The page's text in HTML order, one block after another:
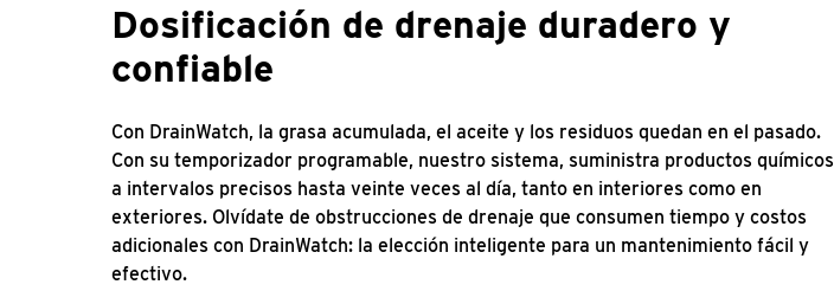
Dosificación de drenaje duradero y
confiable
Con DrainWatch, la grasa acumulada, el aceite y los residuos quedan en el pasado.
Con su temporizador programable, nuestro sistema, suministra productos químicos
a intervalos precisos hasta veinte veces al día, tanto en interiores como en
exteriores. Olvídate de obstrucciones de drenaje que consumen tiempo y costos
adicionales con DrainWatch: la elección inteligente para un mantenimiento fácil y
efectivo.